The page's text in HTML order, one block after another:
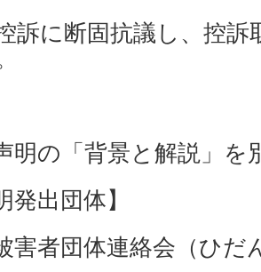
訴に断固抗議し、控
明の「背景と解説」
発出団体】
害者団体連絡会（ひだ